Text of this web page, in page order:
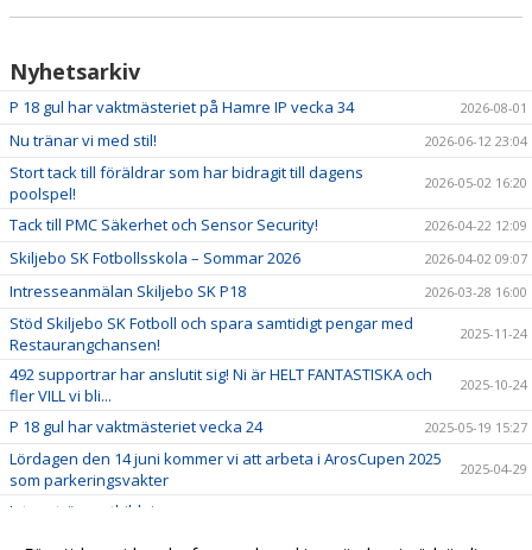
Nyhetsarkiv
P 18 gul har vaktmästeriet på Hamre IP vecka 34 2026-08-01
Nu tränar vi med stil! 2026-06-12 23:04
Stort tack till föräldrar som har bidragit till dagens
poolspel!
2026-05-02 16:20
Tack till PMC Säkerhet och Sensor Security! 2026-04-22 12:09
Skiljebo SK Fotbollsskola – Sommar 2026 2026-04-02 09:07
Intresseanmälan Skiljebo SK P18 2026-03-28 16:00
Stöd Skiljebo SK Fotboll och spara samtidigt pengar med
Restaurangchansen!
2025-11-24
492 supportrar har anslutit sig! Ni är HELT FANTASTISKA och
fler VILL vi bli...
2025-10-24
P 18 gul har vaktmästeriet vecka 24 2025-05-19 15:27
Lördagen den 14 juni kommer vi att arbeta i ArosCupen 2025
som parkeringsvakter
2025-04-29
Intern tränarutbildning
ArosCupen 2025 - Spara datumen! 2025-02-23